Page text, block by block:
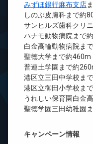
みずほ銀行麻布支店
しのぶ皮膚科まで約
サンヒルズ歯科クリ
ハナモ動物病院まで
白金高輪動物病院ま
聖徳大学まで約460m
普連土学園まで約
港区立三田中学校ま
港区立御田小学校ま
うれしい保育園白金
聖徳学園三田幼稚園
キャンペーン情報